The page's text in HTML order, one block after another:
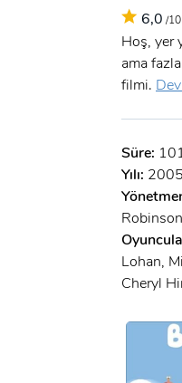
6,0 /10
Hoş, yer
ama
filmi.
Süre:
Yılı: 2005
Robinson
Lohan,
Cheryl